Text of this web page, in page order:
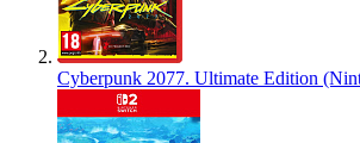
Cyberpunk 2077. Ultimate Edition